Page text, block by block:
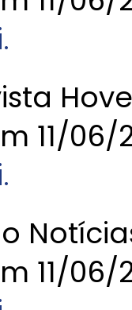
11/06/
11/06/